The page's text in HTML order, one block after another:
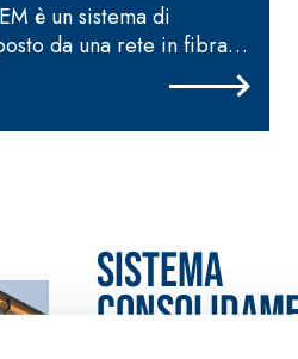
è un sistema di
da una rete in fibra
Sistema